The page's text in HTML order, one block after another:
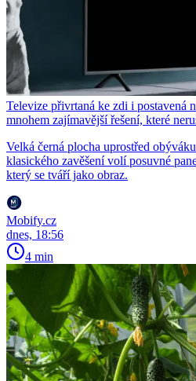
Televize přivrtaná ke zdi i postavená
mnohem zajímavější řešení, které
Velká černá plocha uprostřed
klasického zavěšení volí posuvné
který se tváří jako obraz.
Mobify.cz
dnes, 18:56
4 min